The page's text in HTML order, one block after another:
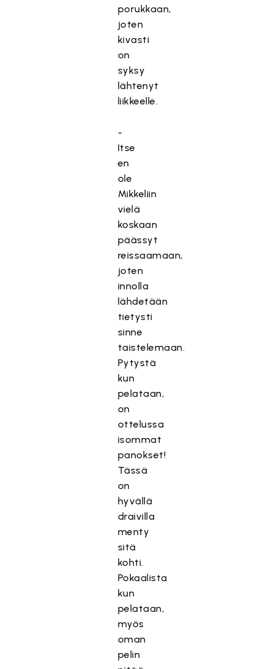
porukkaan,
joten
kivasti
on
syksy
lähtenyt
liikkeelle.
-
Itse
en
ole
Mikkeliin
vielä
koskaan
päässyt
reissaamaan,
joten
innolla
lähdetään
tietysti
sinne
taistelemaan.
Pytystä
kun
pelataan,
on
ottelussa
isommat
panokset!
Tässä
on
hyvällä
draivilla
menty
sitä
kohti.
Pokaalista
kun
pelataan,
myös
oman
pelin